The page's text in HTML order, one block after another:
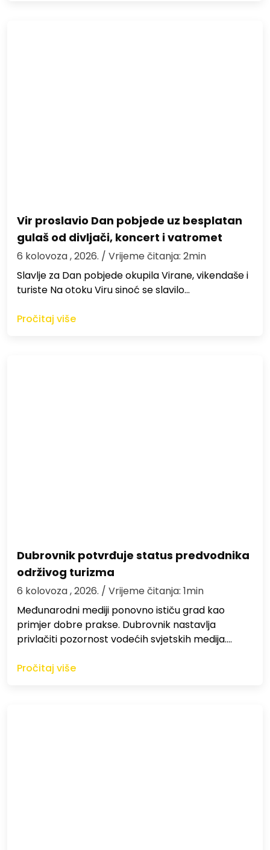
Vir proslavio Dan pobjede uz besplatan
gulaš od divljači, koncert i vatromet
6 kolovoza , 2026. / Vrijeme čitanja: 2min
Slavlje za Dan pobjede okupila Virane, vikendaše i
turiste Na otoku Viru sinoć se slavilo…
Pročitaj više
Dubrovnik potvrđuje status predvodnika
održivog turizma
6 kolovoza , 2026. / Vrijeme čitanja: 1min
Međunarodni mediji ponovno ističu grad kao
primjer dobre prakse. Dubrovnik nastavlja
privlačiti pozornost vodećih svjetskih medija.…
Pročitaj više